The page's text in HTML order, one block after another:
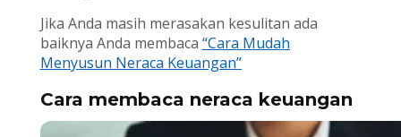
Jika Anda masih merasakan kesulitan ada
baiknya Anda membaca “Cara Mudah
Menyusun Neraca Keuangan”
Cara membaca neraca keuangan